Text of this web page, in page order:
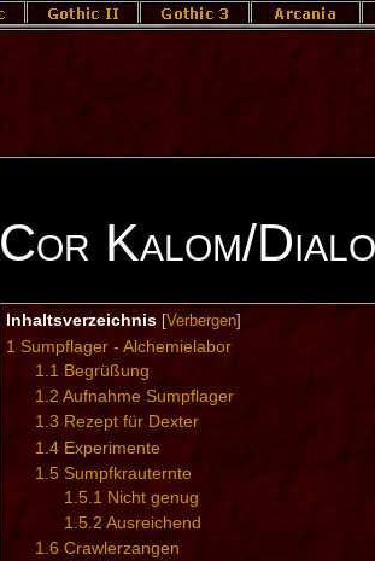
Cor Kalom/
Inhaltsverzeichnis[Verbergen]
1 Sumpflager - Alchemielabor
1.1 Begrüßung
1.2 Aufnahme Sumpflager
1.3 Rezept für Dexter
1.4 Experimente
1.5 Sumpfkrauternte
1.5.1 Nicht genug
1.5.2 Ausreichend
1.6 Crawlerzangen